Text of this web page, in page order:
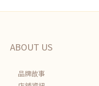
ABOUT US
品牌故事